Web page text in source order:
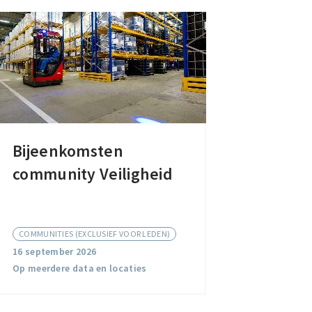
Bijeenkomsten
community Veiligheid
COMMUNITIES (EXCLUSIEF VOOR LEDEN)
16 september 2026
Op meerdere data en locaties
Bijeenkomsten
community